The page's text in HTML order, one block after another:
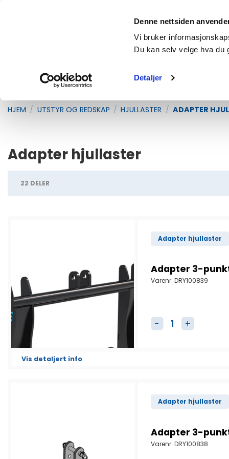
Denne nettsiden
Vi bruker
Du kan selv velge hva du
Detaljer
Products
search
RESERVEDELER UTSTYR OG REDSKAP
HJEM / UTSTYR OG REDSKAP / HJULLASTER / ADAPTER
Adapter hjullaster
22 DELER
Adapter hjullaster
Adapter 3-
Varenr.DRY100839
Adapter 3-punkt
Vis detaljert info
Adapter hjullaster
Adapter 3-punkt
Varenr.DRY100838